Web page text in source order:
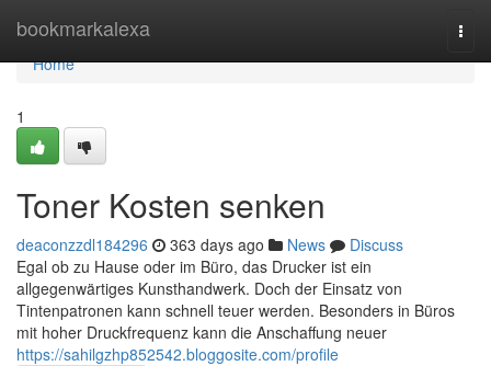
bookmarkalexa
Home
Home
1
Toner Kosten senken
deaconzzdl184296 363 days ago News
Discuss
Egal ob zu Hause oder im Büro, das Drucker ist ein
allgegenwärtiges Kunsthandwerk. Doch der Einsatz von
Tintenpatronen kann schnell teuer werden. Besonders in Büros
mit hoher Druckfrequenz kann die Anschaffung neuer
https://sahilgzhp852542.bloggosite.com/profile